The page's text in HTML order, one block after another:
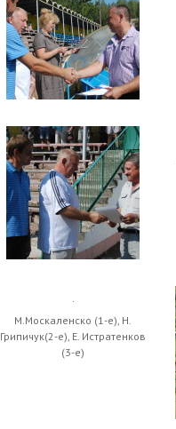
М.Москаленско (1-е), Н.
Грипичук(2-е), Е. Истратенков
(3-е)